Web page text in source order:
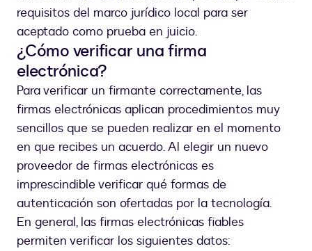
requisitos del marco jurídico local para ser
aceptado como prueba en juicio.
¿Cómo verificar una firma
electrónica?
Para verificar un firmante correctamente, las
firmas electrónicas aplican procedimientos muy
sencillos que se pueden realizar en el momento
en que recibes un acuerdo. Al elegir un nuevo
proveedor de firmas electrónicas es
imprescindible verificar qué formas de
autenticación son ofertadas por la tecnología.
En general, las firmas electrónicas fiables
permiten verificar los siguientes datos: